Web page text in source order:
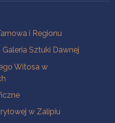
i Regionu
Sztuki Dawnej
Witosa w
w Zalipiu